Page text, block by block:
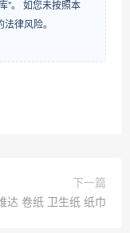
”。 如您未按照本
律风险。
下一篇
达 卷纸 卫生纸 纸巾